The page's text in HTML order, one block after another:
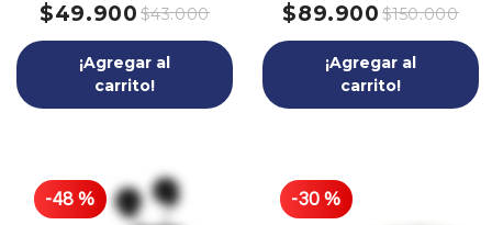
$49.900 $43.000
¡Agregar al
carrito!
$89.900 $150.000
¡Agregar al
carrito!
-48% -30%